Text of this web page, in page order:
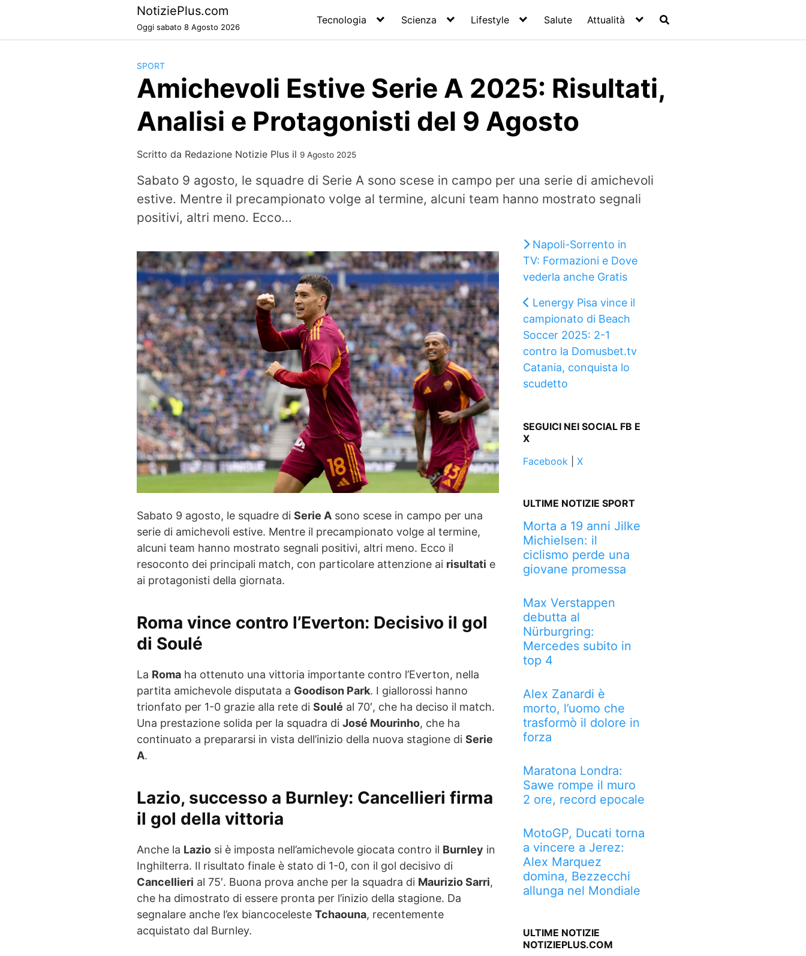
NotiziePlus.com
Oggi sabato 8 Agosto 2026
Tecnologia Scienza Lifestyle Salute Attualità
SPORT
Amichevoli Estive Serie A 2025: Risultati,
Analisi e Protagonisti del 9 Agosto
Scritto da Redazione Notizie Plus il 9 Agosto 2025
Sabato 9 agosto, le squadre di Serie A sono scese in campo per una serie di amichevoli
estive. Mentre il precampionato volge al termine, alcuni team hanno mostrato segnali
positivi, altri meno. Ecco...
Sabato 9 agosto, le squadre di Serie A sono scese in campo per una
serie di amichevoli estive. Mentre il precampionato volge al termine,
alcuni team hanno mostrato segnali positivi, altri meno. Ecco il
resoconto dei principali match, con particolare attenzione ai risultati e
ai protagonisti della giornata.
Roma vince contro l’Everton: Decisivo il gol
di Soulé
La Roma ha ottenuto una vittoria importante contro l’Everton, nella
partita amichevole disputata a Goodison Park. I giallorossi hanno
trionfato per 1-0 grazie alla rete di Soulé al 70′, che ha deciso il match.
Una prestazione solida per la squadra di José Mourinho, che ha
continuato a prepararsi in vista dell’inizio della nuova stagione di Serie
A.
Lazio, successo a Burnley: Cancellieri firma
il gol della vittoria
Anche la Lazio si è imposta nell’amichevole giocata contro il Burnley in
Inghilterra. Il risultato finale è stato di 1-0, con il gol decisivo di
Cancellieri al 75′. Buona prova anche per la squadra di Maurizio Sarri,
che ha dimostrato di essere pronta per l’inizio della stagione. Da
segnalare anche l’ex biancoceleste Tchaouna, recentemente
acquistato dal Burnley.
Napoli-Sorrento in
TV: Formazioni e Dove
vederla anche Gratis
Lenergy Pisa vince il
campionato di Beach
Soccer 2025: 2-1
contro la Domusbet.tv
Catania, conquista lo
scudetto
SEGUICI NEI SOCIAL FB E
X
Facebook| X
ULTIME NOTIZIE SPORT
Morta a 19 anni Jilke
Michielsen: il
ciclismo perde una
giovane promessa
Max Verstappen
debutta al
Nürburgring:
Mercedes subito in
top 4
Alex Zanardi è
morto, l’uomo che
trasformò il dolore in
forza
Maratona Londra:
Sawe rompe il muro
2 ore, record epocale
MotoGP, Ducati torna
a vincere a Jerez:
Alex Marquez
domina, Bezzecchi
allunga nel Mondiale
ULTIME NOTIZIE
NOTIZIEPLUS.COM